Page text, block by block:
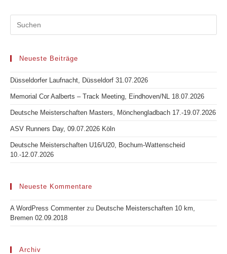
Neueste Beiträge
Düsseldorfer Laufnacht, Düsseldorf 31.07.2026
Memorial Cor Aalberts – Track Meeting, Eindhoven/NL 18.07.2026
Deutsche Meisterschaften Masters, Mönchengladbach 17.-19.07.2026
ASV Runners Day, 09.07.2026 Köln
Deutsche Meisterschaften U16/U20, Bochum-Wattenscheid
10.-12.07.2026
Neueste Kommentare
A WordPress Commenter zu Deutsche Meisterschaften 10 km,
Bremen 02.09.2018
Archiv